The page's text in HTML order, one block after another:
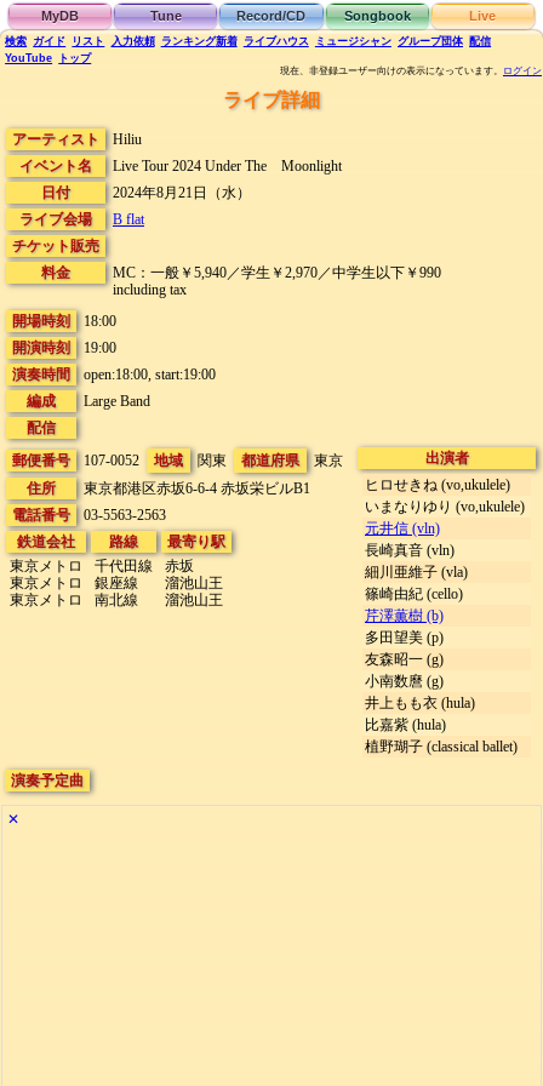
MyDB Tune Record/CD Songbook Live
検索 ガイド リスト 入力依頼 ランキング新着 ライブハウス ミュージシャン グループ団体 配信
YouTube
トップ
現在、非登録ユーザー向けの表示になっています。 ログイン
ライブ詳細
アーティスト
Hiliu
イベント名
Live Tour 2024 Under The Moonlight
日付
2024年8月21日（水）
ライブ会場
B flat
チケット販売
料金
MC：一般￥5,940／学生￥2,970／中学生以下￥990
including tax
開場時刻
18:00
開演時刻
19:00
演奏時間
open:18:00, start:19:00
編成
Large Band
配信
郵便番号
107-0052 地域 関東 都道府県
東京
住所
東京都港区赤坂6-6-4 赤坂栄ビルB1
電話番号
03-5563-2563
鉄道会社
東京メトロ
東京メトロ
東京メトロ
路線
千代田線
銀座線
南北線
最寄り駅
赤坂
溜池山王
溜池山王
出演者
ヒロせきね (vo,ukulele)
いまなりゆり (vo,ukulele)
元井信 (vln)
長崎真音 (vln)
細川亜維子 (vla)
篠崎由紀 (cello)
芹澤薫樹 (b)
多田望美 (p)
友森昭一 (g)
小南数麿 (g)
井上もも衣 (hula)
比嘉紫 (hula)
植野瑚子 (classical ballet)
演奏予定曲
✕